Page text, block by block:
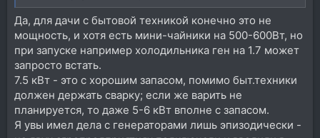
Да, для дачи с бытовой техникой конечно это не
мощность, и хотя есть мини-чайники на 500-600Вт, но
при запуске например холодильника ген на 1.7 может
запросто встать.
7.5 кВт - это с хорошим запасом, помимо быт.техники
должен держать сварку; если же варить не
планируется, то даже 5-6 кВт вполне с запасом.
Я увы имел дела с генераторами лишь эпизодически -